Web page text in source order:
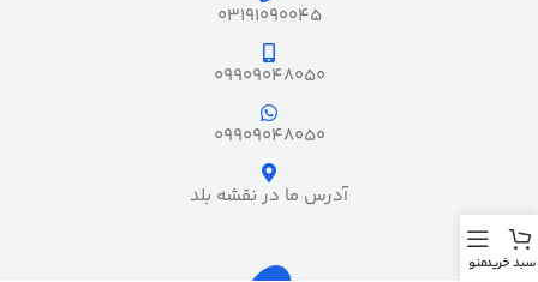
03191090045
09909048050
09909048050
آدرس ما در نقشه بلد
سبد خریدمنو